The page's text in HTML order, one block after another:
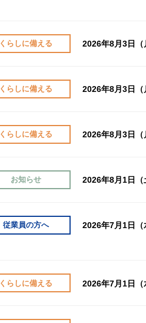
くらしに備える 2026年8月3日（
くらしに備える 2026年8月3日（
くらしに備える 2026年8月3日（
お知らせ 2026年8月1日（
従業員の方へ 2026年7月1日（
くらしに備える 2026年7月1日（